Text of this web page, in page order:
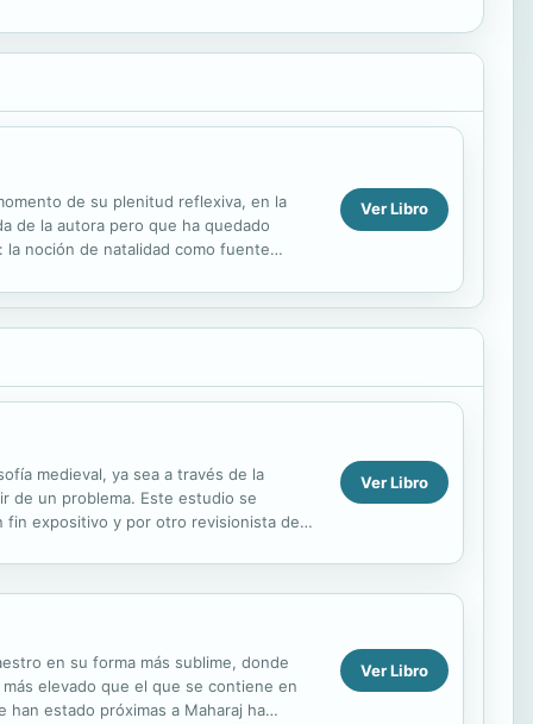
de su plenitud reflexiva, en la
de la autora pero que ha quedado
noción de natalidad como fuente
Ver Libro
medieval, ya sea a través de la
de un problema. Este estudio se
fin expositivo y por otro revisionista de
Ver Libro
en su forma más sublime, donde
elevado que el que se contiene en
estado próximas a Maharaj ha
Ver Libro